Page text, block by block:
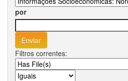
por
Filtros correntes: